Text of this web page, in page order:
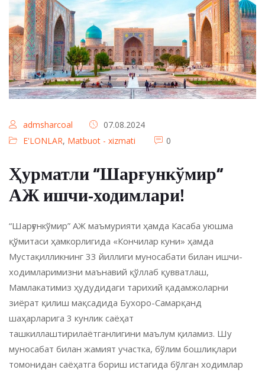
admsharcoal
07.08.2024
E'LONLAR, Matbuot - xizmati 0
Ҳурматли “Шарғункўмир”
АЖ ишчи-ходимлари!
“Шарғункўмир” АЖ маъмурияти ҳамда Касаба уюшма
қўмитаси ҳамкорлигида «Кончилар куни» ҳамда
Мустақилликнинг 33 йиллиги муносабати билан ишчи-
ходимларимизни маънавий қўллаб қувватлаш,
Мамлакатимиз ҳудудидаги тарихий қадамжоларни
зиёрат қилиш мақсадида Бухоро-Самарқанд
шаҳарларига 3 кунлик саёҳат
ташкиллаштирилаётганлигини маълум қиламиз. Шу
муносабат билан жамият участка, бўлим бошлиқлари
томонидан саёҳатга бориш истагида бўлган ходимлар